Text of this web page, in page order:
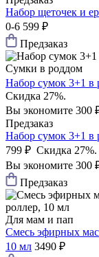
Набор щеточек и
0-6 599 ₽
Предзаказ
Сумки в роддом
Набор сумок 3+1 в
Скидка 27%.
Вы экономите 300
Предзаказ
Набор сумок 3+1 в
799 ₽ Скидка 27%.
Вы экономите 300
Предзаказ
Для мам и пап
Смесь эфирных
10 мл 3490 ₽